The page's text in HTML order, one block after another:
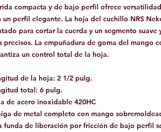
compacta y de bajo perfil ofrece
un perfil elegante. La hoja del cuchillo NRS
para cortar la cuerda y un segmento suave
precisos. La empuñadura de goma del mango
un control total de la hoja.
de la hoja: 2 1/2 pulg.
total: 6 pulg.
de acero inoxidable 420HC
de metal completo con mango
funda de liberación por fricción de bajo perfil